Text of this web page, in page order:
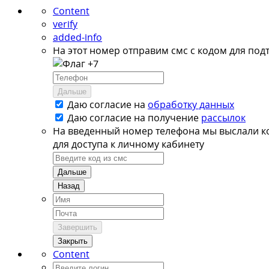
Content
verify
added-info
На этот номер отправим смс с кодом для
+7
Дальше
Даю согласие на обработку данных
Даю согласие на получение рассылок
На введенный номер телефона мы выслали
для доступа к личному кабинету
Дальше
Назад
Завершить
Закрыть
Content